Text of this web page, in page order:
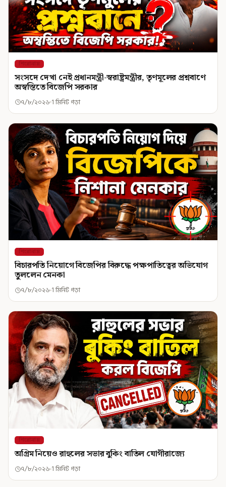
শিরোনাম
সংসদে দেখা নেই প্রধানমন্ত্রী-স্বরাষ্ট্রমন্ত্রীর, তৃণমূলের প্রশ্নবাণে
অস্বস্তিতে বিজেপি সরকার
৭/৮/২০২৬ 1 মিনিট পড়া
শিরোনাম
বিচারপতি নিয়োগে বিজেপির বিরুদ্ধে পক্ষপাতিত্বের অভিযোগ
তুললেন মেনকা
৭/৮/২০২৬ 1 মিনিট পড়া
শিরোনাম
অগ্রিম নিয়েও রাহুলের সভার বুকিং বাতিল যোগীরাজ্যে
৭/৮/২০২৬ 1 মিনিট পড়া